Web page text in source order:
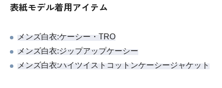
表紙モデル着用アイテム
メンズ白衣:ケーシー・TRO
メンズ白衣:ジップアップケーシー
メンズ白衣:ハイツイストコットンケーシージャケット